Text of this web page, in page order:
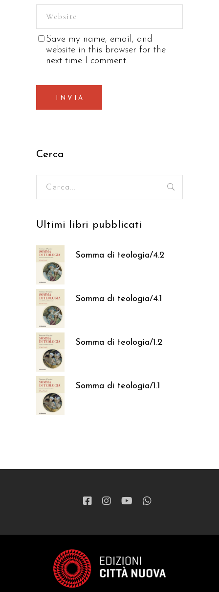
Save my name, email, and
website in this browser for the
next time I comment.
INVIA
Cerca
Ultimi libri pubblicati
Somma di teologia/4.2
37,05€
Somma di teologia/4.1
37,05€
Somma di teologia/1.2
37,05€
Somma di teologia/1.1
37,05€